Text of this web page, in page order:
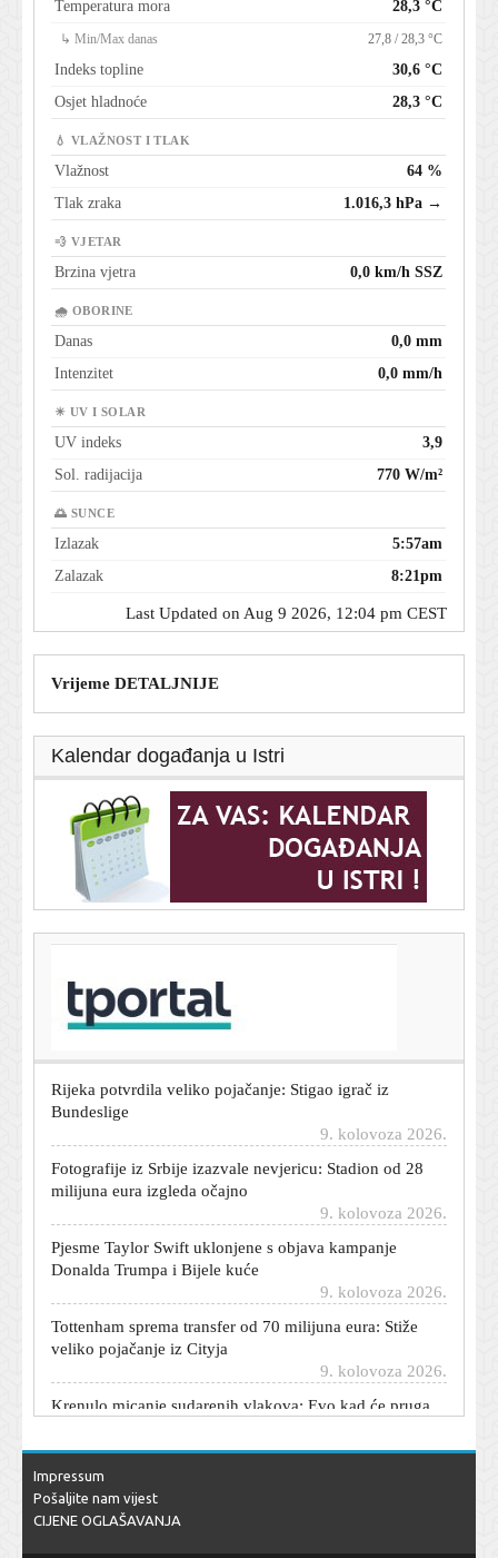
Temperatura mora 28,3 °C
↳ Min/Max danas 27,8 / 28,3 °C
Indeks topline
30,6 °C
Osjet hladnoće
28,3 °C
💧 VLAŽNOST I TLAK
Vlažnost
64 %
Tlak zraka
1.016,3 hPa →
💨 VJETAR
Brzina vjetra 0,0 km/h SSZ
🌧 OBORINE
Danas
0,0 mm
Intenzitet
0,0 mm/h
☀ UV I SOLAR
UV indeks
3,9
Sol. radijacija
770 W/m²
🌅 SUNCE
Izlazak
5:57am
Zalazak
8:21pm
Last Updated on Aug 9 2026, 12:04 pm CEST
Vrijeme DETALJNIJE
Kalendar događanja u Istri
Unuk Alke Vuice ima nesvakidašnje ime: Roditelji
otkrili posebno značenje
Bundeslige
Fotografije iz Srbije izazvale nevjericu: Stadion od 28
milijuna eura izgleda očajno
Pjesme Taylor Swift uklonjene s objava kampanje
Donalda Trumpa i Bijele kuće
Tottenham sprema transfer od 70 milijuna eura: Stiže
veliko pojačanje iz Cityja
Krenulo micanje sudarenih vlakova: Evo kad će pruga
biti puštena u promet
Rođen je u Rijeci, a brojke su zastrašujuće
Impressum
Pošaljite nam vijest
CIJENE OGLAŠAVANJA